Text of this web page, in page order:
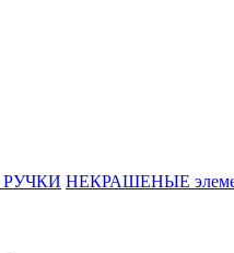
РУЧКИ НЕКРАШЕНЫЕ